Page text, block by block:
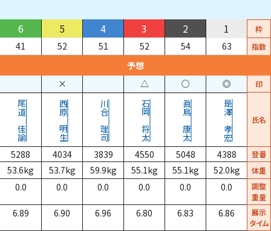
枠
1
2
3
4
5
6
指数
63
54
52
51
52
41
予想
印
◎
○
△
×
氏名
是澤
孝宏
眞鳥
康太
石岡
将太
川合
理司
西原
明生
尾道
佳諭
登番
4388
5048
4550
3839
4034
5288
体重
52.0kg
55.1kg
55.1kg
59.9kg
53.7kg
53.6kg
調整
重量
0.0
0.0
0.0
0.0
0.0
0.0
展示
タイム
6.86
6.83
6.80
6.96
6.90
6.89